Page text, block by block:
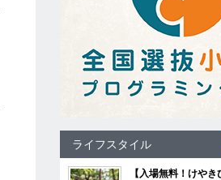
ライフスタイル
【入場無料！けや